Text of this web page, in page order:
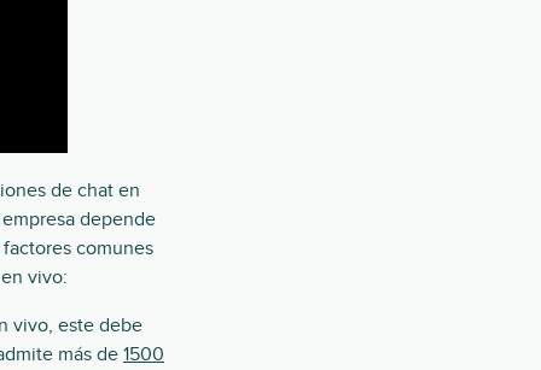
de chat en
depende
comunes
vivo:
vivo, este debe
más de 1500